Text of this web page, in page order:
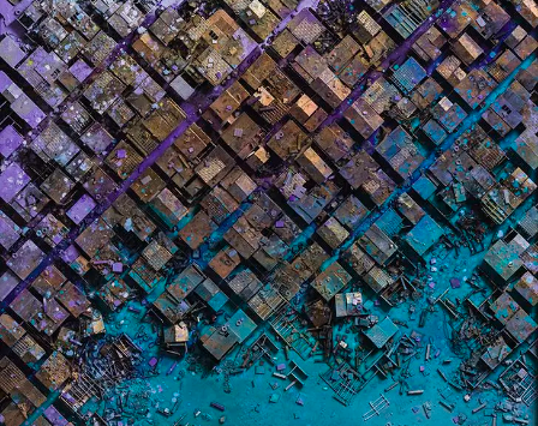
SERVICES
CRÉER SON CATALOGUE RAISONNÉ
ABONNEMENTS DÉDIÉS AUX GALERISTES
CRÉER SON SITE ARTISTE
CRÉER SON CATALOGUE D'EXPO
PUBLIER SES EXPOSITIONS
DEVENIR CONTRIBUTEUR
À PROPOS